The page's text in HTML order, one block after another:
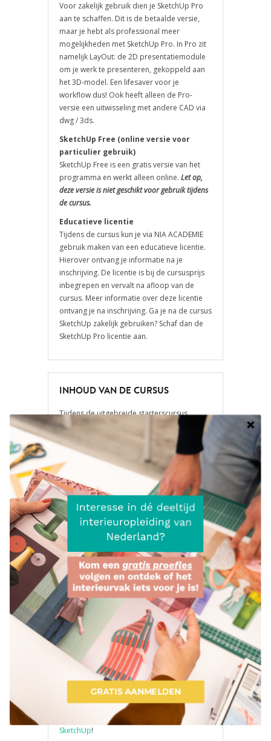
Voor zakelijk gebruik dien je SketchUp Pro
aan te schaffen. Dit is de betaalde versie,
maar je hebt als professional meer
mogelijkheden met SketchUp Pro. In Pro zit
namelijk LayOut: de 2D presentatiemodule
om je werk te presenteren, gekoppeld aan
het 3D-model. Een lifesaver voor je
workflow dus! Ook heeft alleen de Pro-
versie een uitwisseling met andere CAD via
dwg / 3ds.
SketchUp Free (online versie voor
particulier gebruik)
SketchUp Free is een gratis versie van het
programma en werkt alleen online. Let op,
deze versie is niet geschikt voor gebruik tijdens
de cursus.
Educatieve licentie
Tijdens de cursus kun je via NIA ACADEMIE
gebruik maken van een educatieve licentie.
Hierover ontvang je informatie na je
inschrijving. De licentie is bij de cursusprijs
inbegrepen en vervalt na afloop van de
cursus. Meer informatie over deze licentie
ontvang je na inschrijving. Ga je na de cursus
SketchUp zakelijk gebruiken? Schaf dan de
SketchUp Pro licentie aan.
INHOUD VAN DE CURSUS
Tijdens de uitgebreide starterscursus
SketchUp leer je ten eerste om alle
gereedschappen (tools) goed te gebruiken.
Vervolgens leer je hoe je een huis tekent met
deuren en ramen en
natuurlijk ga je dit huis
ook digitaal inrichten.
Je leert hoe je kant en
klare meubelen importeert vanaf internet:
lekker makkelijk en snel klaar.
Dag 1
instellingen • selectie maken • push / pull •
Dag 2
kleuren • texturen • componenten draaien
en kopiëren • groepen • componenten •
schalen • spiegelen etc.
Dag 3
afbeeldingen invoegen • afbeeldingen • tags
• afbeeldingen exporteren • afbeeldingen
printen etc.
Online SketchUpcursus
Wil jij de cursus SketchUp doen maar is
Nieuwegein of Amsterdam te ver weg voor
jou? We hebben nu ook een
online cursus
SketchUp!
GRATIS AANMELDEN